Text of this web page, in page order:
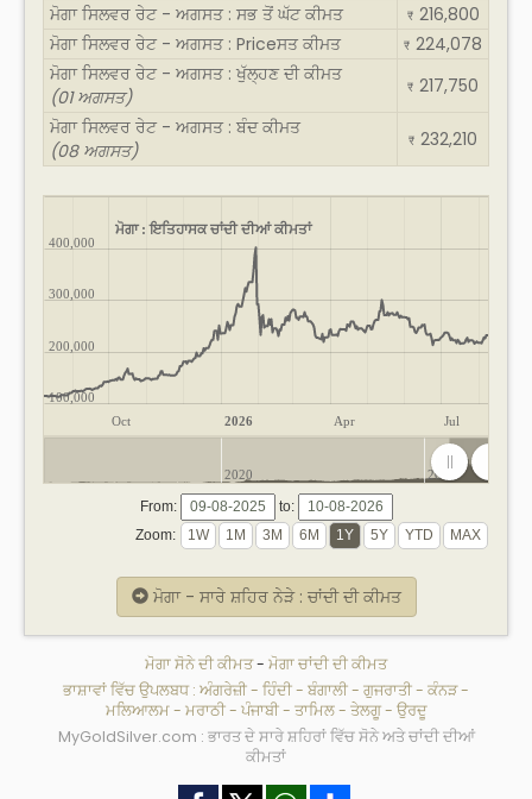
ਮੋਗਾ ਸਿਲਵਰ ਰੇਟ - ਅਗਸਤ : ਸਭ ਤੋਂ ਘੱਟ ਕੀਮਤ
₹ 216,800
ਮੋਗਾ ਸਿਲਵਰ ਰੇਟ - ਅਗਸਤ : Priceਸਤ ਕੀਮਤ
₹ 224,078
ਮੋਗਾ ਸਿਲਵਰ ਰੇਟ - ਅਗਸਤ : ਖੁੱਲ੍ਹਣ ਦੀ ਕੀਮਤ
(01 ਅਗਸਤ)
₹ 217,750
ਮੋਗਾ ਸਿਲਵਰ ਰੇਟ - ਅਗਸਤ : ਬੰਦ ਕੀਮਤ
(08 ਅਗਸਤ)
₹ 232,210
ਮੋਗਾ : ਇਤਿਹਾਸਕ ਚਾਂਦੀ ਦੀਆਂ ਕੀਮਤਾਂ
Oct 2026 Apr Jul
100,000
200,000
300,000
400,000
2020 2025
From:
to:
Zoom:
ਮੋਗਾ - ਸਾਰੇ ਸ਼ਹਿਰ ਨੇੜੇ : ਚਾਂਦੀ ਦੀ ਕੀਮਤ
ਮੋਗਾ ਸੋਨੇ ਦੀ ਕੀਮਤ- ਮੋਗਾ ਚਾਂਦੀ ਦੀ ਕੀਮਤ
ਭਾਸ਼ਾਵਾਂ ਵਿੱਚ ਉਪਲਬਧ : ਅੰਗਰੇਜ਼ੀ- ਹਿੰਦੀ- ਬੰਗਾਲੀ- ਗੁਜਰਾਤੀ- ਕੰਨੜ-
ਮਲਿਆਲਮ- ਮਰਾਠੀ- ਪੰਜਾਬੀ- ਤਾਮਿਲ- ਤੇਲਗੂ- ਉਰਦੂ
MyGoldSilver.com : ਭਾਰਤ ਦੇ ਸਾਰੇ ਸ਼ਹਿਰਾਂ ਵਿੱਚ ਸੋਨੇ ਅਤੇ ਚਾਂਦੀ ਦੀਆਂ
ਕੀਮਤਾਂ